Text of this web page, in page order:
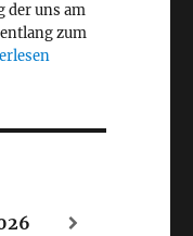
der uns am
zum
2023“